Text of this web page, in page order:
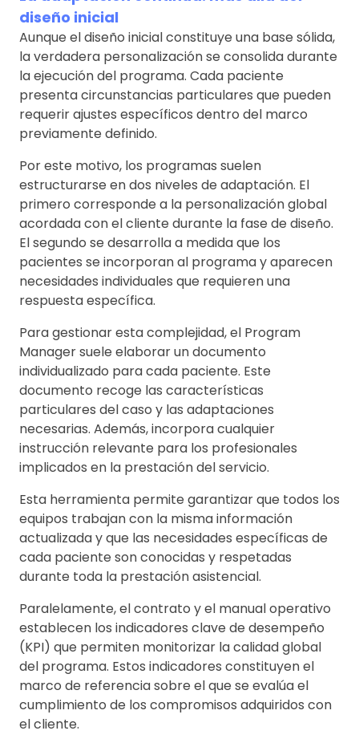
diseño inicial
Aunque el diseño inicial constituye una base sólida,
la verdadera personalización se consolida durante
la ejecución del programa. Cada paciente
presenta circunstancias particulares que pueden
requerir ajustes específicos dentro del marco
previamente definido.
Por este motivo, los programas suelen
estructurarse en dos niveles de adaptación. El
primero corresponde a la personalización global
acordada con el cliente durante la fase de diseño.
El segundo se desarrolla a medida que los
pacientes se incorporan al programa y aparecen
necesidades individuales que requieren una
respuesta específica.
Para gestionar esta complejidad, el Program
Manager suele elaborar un documento
individualizado para cada paciente. Este
documento recoge las características
particulares del caso y las adaptaciones
necesarias. Además, incorpora cualquier
instrucción relevante para los profesionales
implicados en la prestación del servicio.
Esta herramienta permite garantizar que todos los
equipos trabajan con la misma información
actualizada y que las necesidades específicas de
cada paciente son conocidas y respetadas
durante toda la prestación asistencial.
Paralelamente, el contrato y el manual operativo
establecen los indicadores clave de desempeño
(KPI) que permiten monitorizar la calidad global
del programa. Estos indicadores constituyen el
marco de referencia sobre el que se evalúa el
cumplimiento de los compromisos adquiridos con
el cliente.